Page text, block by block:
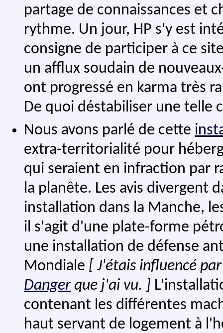
partage de connaissances et
rythme. Un jour, HP s'y est
consigne de participer à ce
un afflux soudain de
ont progressé en karma très
De quoi déstabiliser une telle
Nous avons parlé de cette
extra-territorialité pour
qui seraient en infraction par
la planête. Les avis divergent
installation dans la Manche,
il s'agit d'une plate-forme
une installation de défense
Mondiale [ J'étais influencé
Dangerque j'ai vu. ]
contenant les différentes
haut servant de logement à